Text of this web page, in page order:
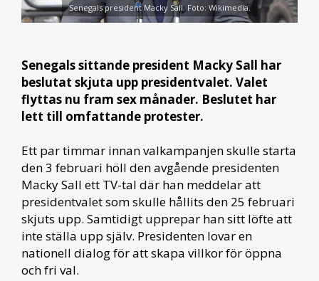
Senegals president Macky Sall. Foto: Wikimedia.
Senegals sittande president Macky Sall har
beslutat skjuta upp presidentvalet. Valet
flyttas nu fram sex månader. Beslutet har
lett till omfattande protester.
Ett par timmar innan valkampanjen skulle starta
den 3 februari höll den avgående presidenten
Macky Sall ett TV-tal där han meddelar att
presidentvalet som skulle hållits den 25 februari
skjuts upp. Samtidigt upprepar han sitt löfte att
inte ställa upp själv. Presidenten lovar en
nationell dialog för att skapa villkor för öppna
och fri val.